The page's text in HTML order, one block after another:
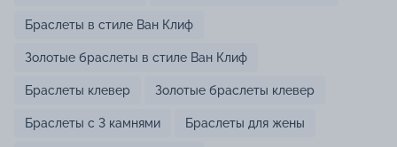
Браслеты в стиле Ван Клиф
Золотые браслеты в стиле Ван Клиф
Браслеты клевер Золотые браслеты клевер
Браслеты с 3 камнями Браслеты для жены